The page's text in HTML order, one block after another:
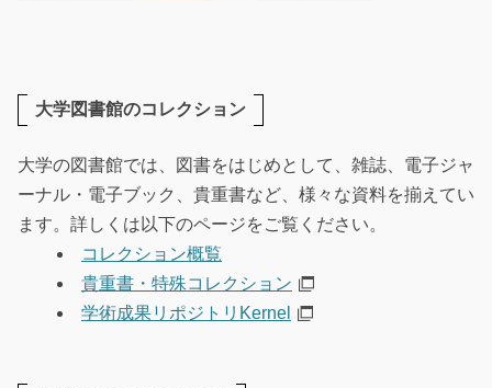
大学図書館のコレクション
大学の図書館では、図書をはじめとして、雑誌、電子ジャ
ーナル・電子ブック、貴重書など、様々な資料を揃えてい
ます。詳しくは以下のページをご覧ください。
コレクション概覧
貴重書・特殊コレクション
学術成果リポジトリKernel